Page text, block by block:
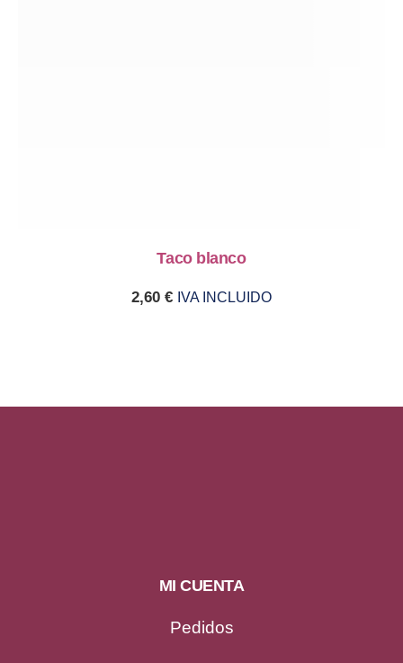
Taco blanco
2,60 € IVA INCLUIDO
MI CUENTA
Pedidos